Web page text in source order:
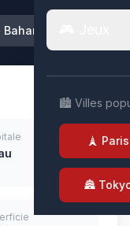
🏙️ Villes
🗼 Paris
🏯